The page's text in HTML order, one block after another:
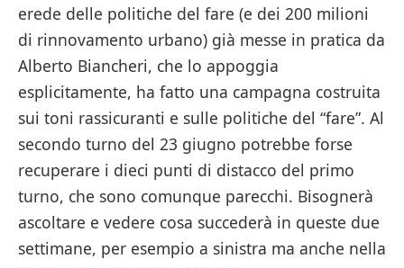
erede delle politiche del fare (e dei 200 milioni
di rinnovamento urbano) già messe in pratica da
Alberto Biancheri, che lo appoggia
esplicitamente, ha fatto una campagna costruita
sui toni rassicuranti e sulle politiche del “fare”. Al
secondo turno del 23 giugno potrebbe forse
recuperare i dieci punti di distacco del primo
turno, che sono comunque parecchi. Bisognerà
ascoltare e vedere cosa succederà in queste due
settimane, per esempio a sinistra ma anche nella